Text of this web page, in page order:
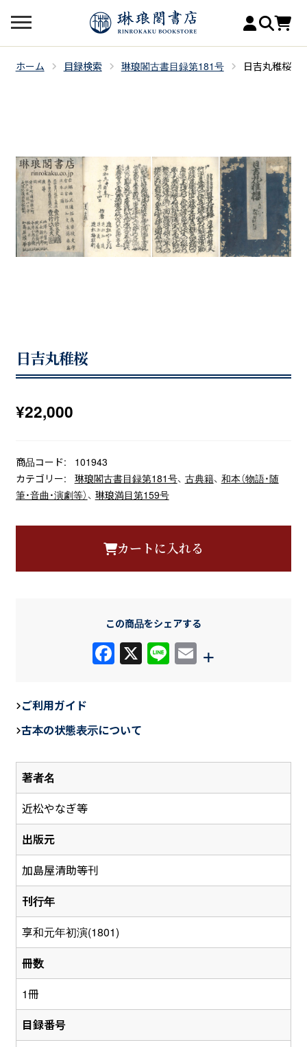
ホーム 目録検索 琳琅閣古書目録第181号 日吉丸稚桜
日吉丸稚桜
¥22,000
商品コード:
101943
カテゴリー:
琳琅閣古書目録第181号、 古典籍、 和本（物語・随
筆・音曲・演劇等） 、 琳琅満目第159号
著者名
近松やなぎ等
出版元
加島屋清助等刊
刊行年
享和元年初演(1801)
冊数
1冊
目録番号
カートに入れる
この商品をシェアする
F
e
b
o
o
X Li E
+
ご利用ガイド
古本の状態表示について